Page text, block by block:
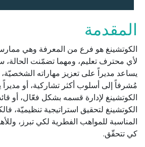
المقدمة
الكوتشينغ هو فرع من المعرفة وهي
لأي محترف تعليم، ومهما تضمّنت الحالة،
يساعد مديراً على تعزيز مهاراته الشخصيّة،
مُشرفاً إلى أسلوب أكثر تشاركية، أو
الكوتشينغ لإدارة قسمه بشكل فعّال، أو
الكوتشينغ لتحقيق استراتيجية تنظيميّة،
المناسبة للمواهب الفطرية لكي تبرز،
كي تتحقّق.